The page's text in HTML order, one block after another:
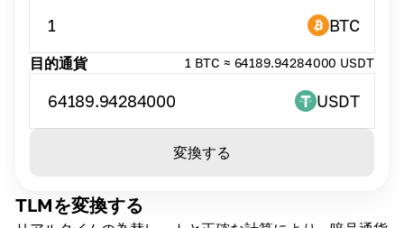
TLMを変換する
1 BTC
目的通貨 1 BTC ≈ 64189.94284000 USDT
64189.94284000 USDT
変換する